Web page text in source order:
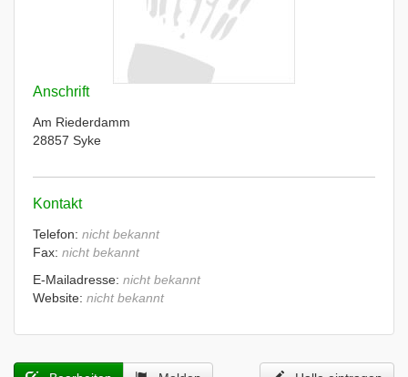
Anschrift
Am Riederdamm
28857 Syke
Kontakt
Telefon: nicht bekannt
Fax: nicht bekannt
E-Mailadresse: nicht bekannt
Website: nicht bekannt